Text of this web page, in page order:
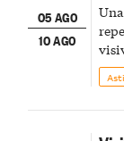
05 AGO
10 AGO
Asti